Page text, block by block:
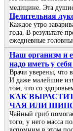
медицине. Эта
Целительная
Каждое утро
года. В результате
ежедневные
Наш организм и
надо иметь у
Врачи уверены, что
И даже малейшие
том, что со
КАК
ЧАЯ ИЛИ
Чайный гриб
того, у него масса
вспомним в этом